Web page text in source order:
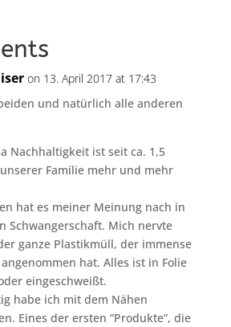
on 13. April 2017 at 17:43
und natürlich alle anderen
Nachhaltigkeit ist seit ca. 1,5
Familie mehr und mehr
hat es meiner Meinung nach in
Schwangerschaft. Mich nervte
ganze Plastikmüll, der immense
hat. Alles ist in Folie
eingeschweißt.
habe ich mit dem Nähen
Eines der ersten “Produkte”, die